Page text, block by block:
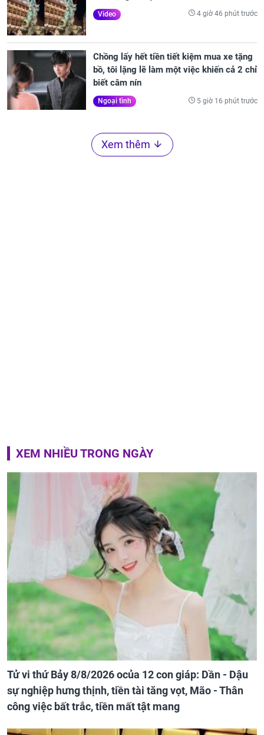
Video 4 giờ 46 phút trước
Chồng lấy hết tiền tiết kiệm mua xe tặng
bồ, tôi lặng lẽ làm một việc khiến cả 2 chỉ
biết câm nín
Ngoại tình 5 giờ 16 phút trước
Xem thêm
XEM NHIỀU TRONG NGÀY
Tử vi thứ Bảy 8/8/2026 ocủa 12 con giáp: Dần - Dậu
sự nghiệp hưng thịnh, tiền tài tăng vọt, Mão - Thân
công việc bất trắc, tiền mất tật mang